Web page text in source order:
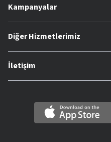
Kampanyalar
Diğer Hizmetlerimiz
İletişim